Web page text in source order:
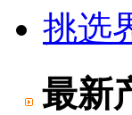
挑选
最新